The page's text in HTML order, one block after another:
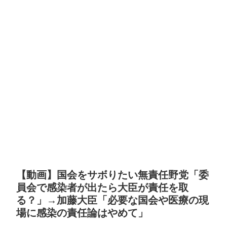
【動画】国会をサボりたい無責任野党「委
員会で感染者が出たら大臣が責任を取
る？」→加藤大臣「必要な国会や医療の現
場に感染の責任論はやめて」